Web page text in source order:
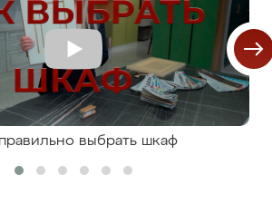
выбрать шкаф